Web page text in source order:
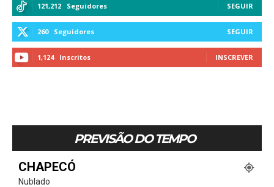
121,212 Seguidores SEGUIR
260 Seguidores SEGUIR
1,124 Inscritos INSCREVER
PREVISÃO DO TEMPO
CHAPECÓ
Nublado